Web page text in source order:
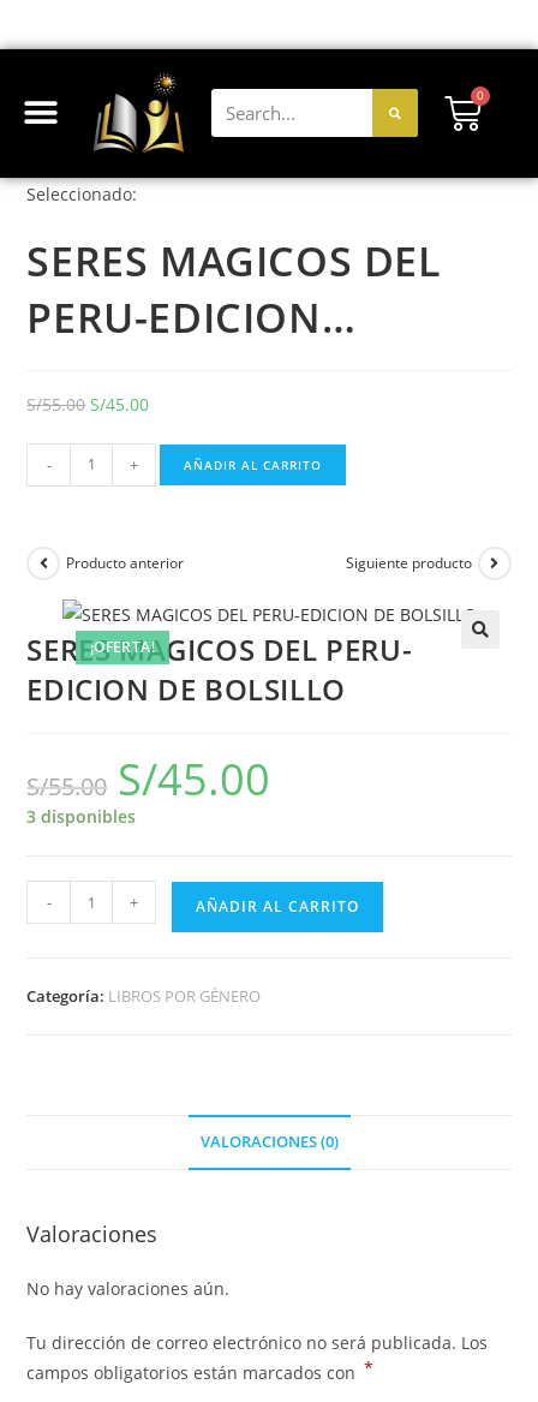
0
Seleccionado:
SERES MAGICOS DEL
PERU-EDICION…
S/55.00 S/45.00
- + AÑADIR AL CARRITO
¡OFERTA!
Producto anterior Siguiente producto
SERES MAGICOS DEL PERU-
EDICION DE BOLSILLO
S/55.00 S/45.00
3 disponibles
- + AÑADIR AL CARRITO
Categoría: LIBROS POR GÉNERO
VALORACIONES (0)
Valoraciones
No hay valoraciones aún.
Tu dirección de correo electrónico no será publicada. Los
campos obligatorios están marcados con *